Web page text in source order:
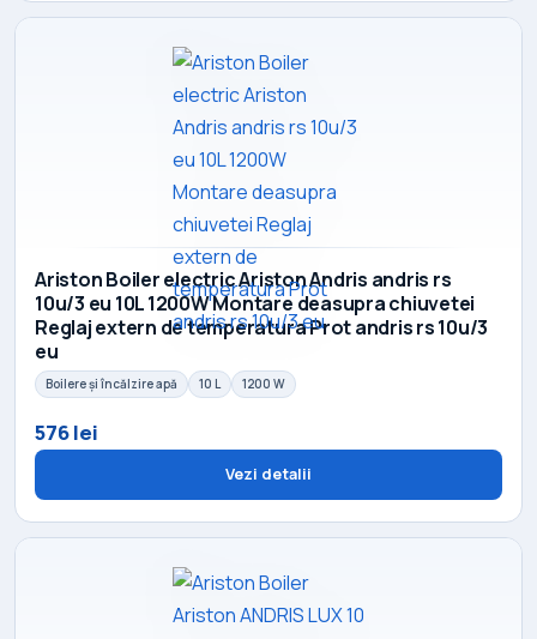
Ariston Boiler electric Ariston Andris andris rs
10u/3 eu 10L 1200W Montare deasupra chiuvetei
Reglaj extern de temperatura Prot andris rs 10u/3
eu
Boilere și încălzire apă 10 L 1200 W
576 lei
Vezi detalii